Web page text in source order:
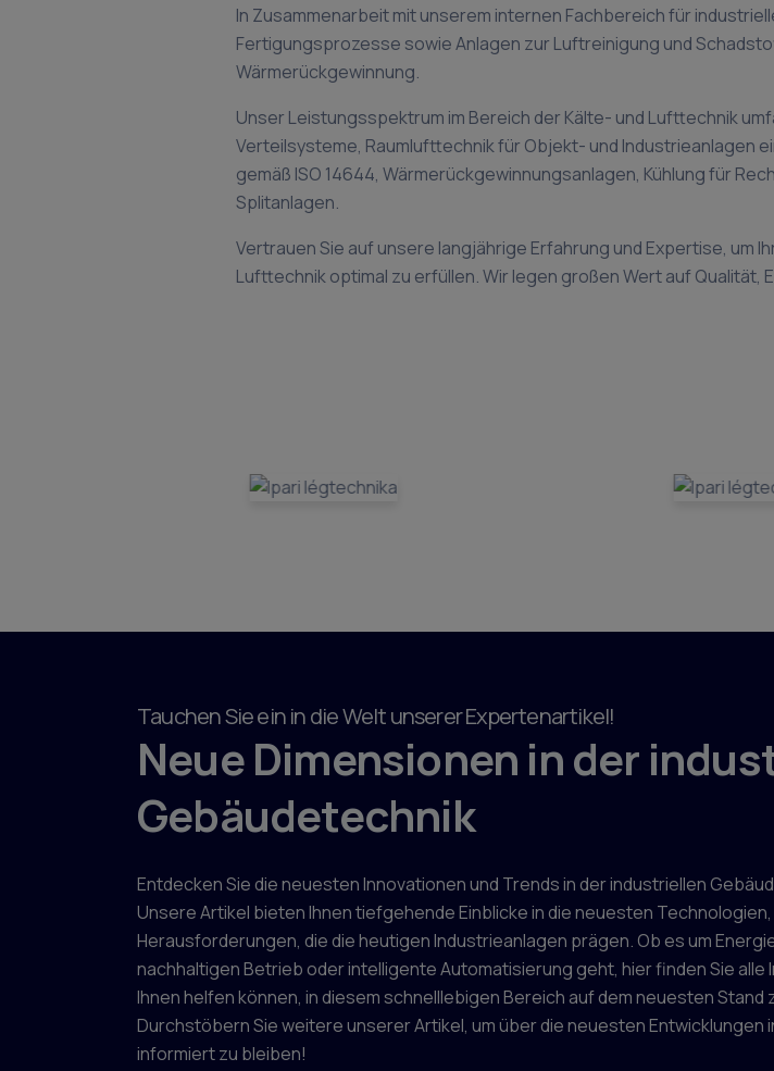
In Zusammenarbeit mit unserem internen Fachbereich für
Fertigungsprozesse sowie Anlagen zur Luftreinigung und
Wärmerückgewinnung.
Unser Leistungsspektrum im Bereich der Kälte- und Lufttechnik
Verteilsysteme, Raumlufttechnik für Objekt- und Industrieanlagen
gemäß ISO 14644, Wärmerückgewinnungsanlagen, Kühlung für
Splitanlagen.
Vertrauen Sie auf unsere langjährige Erfahrung und Expertise, um
Lufttechnik optimal zu erfüllen. Wir legen großen Wert auf Qualität,
Tauchen Sie ein in die Welt unserer Expertenartikel!
Neue Dimensionen in der
Gebäudetechnik
Entdecken Sie die neuesten Innovationen und Trends in der industriellen
Unsere Artikel bieten Ihnen tiefgehende Einblicke in die neuesten
Herausforderungen, die die heutigen Industrieanlagen prägen. Ob es um
nachhaltigen Betrieb oder intelligente Automatisierung geht, hier finden Sie alle
Ihnen helfen können, in diesem schnelllebigen Bereich auf dem neuesten Stand
Durchstöbern Sie weitere unserer Artikel, um über die neuesten Entwicklungen
informiert zu bleiben!